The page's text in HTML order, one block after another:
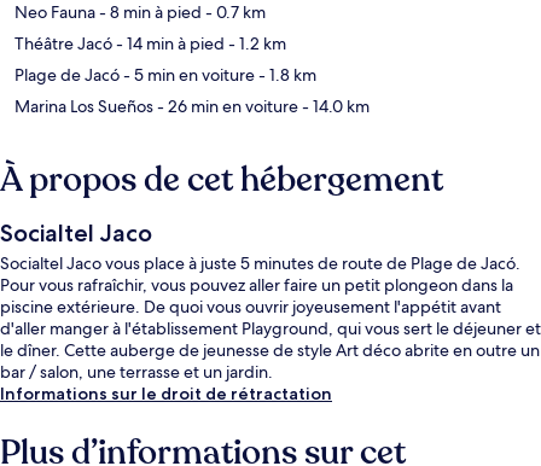
Neo Fauna- 8 min à pied - 0.7 km
Théâtre Jacó- 14 min à pied - 1.2 km
Plage de Jacó- 5 min en voiture- 1.8 km
Marina Los Sueños- 26 min en voiture- 14.0 km
À propos de cet hébergement
Socialtel Jaco
Socialtel Jaco vous place à juste 5 minutes de route de Plage de Jacó.
Pour vous rafraîchir, vous pouvez aller faire un petit plongeon dans la
piscine extérieure. De quoi vous ouvrir joyeusement l'appétit avant
d'aller manger à l'établissement Playground, qui vous sert le déjeuner et
le dîner. Cette auberge de jeunesse de style Art déco abrite en outre un
bar / salon, une terrasse et un jardin.
Informations sur le droit de rétractation
Plus d’informations sur cet